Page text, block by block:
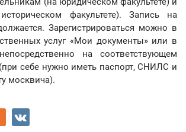
факультете). Запись на
Зарегистрироваться можно в
услуг «Мои документы» или в
на соответствующем
себе нужно иметь паспорт, СНИЛС и
москвича).